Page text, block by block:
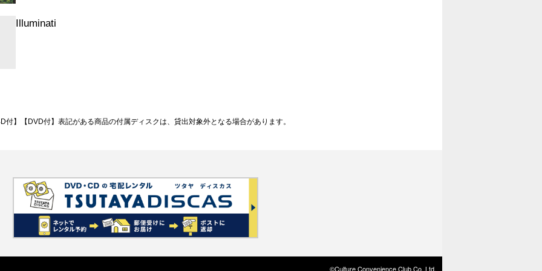
Illuminati
付】【DVD付】表記がある商品の付属ディスクは、貸出対象外となる場合があります。
©Culture Convenience Club Co.,Ltd.